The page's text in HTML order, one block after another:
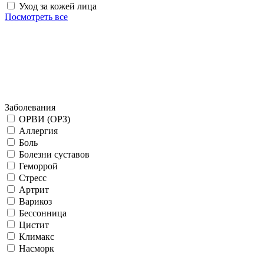
Уход за кожей лица
Посмотреть все
Заболевания
ОРВИ (ОРЗ)
Аллергия
Боль
Болезни суставов
Геморрой
Стресс
Артрит
Варикоз
Бессонница
Цистит
Климакс
Насморк